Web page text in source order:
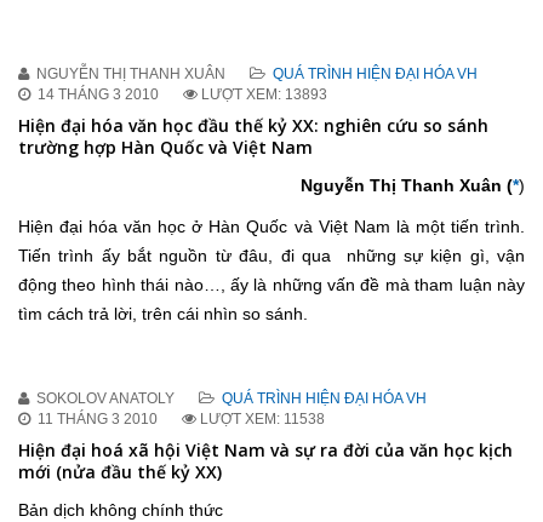
NGUYỄN THỊ THANH XUÂN
QUÁ TRÌNH HIỆN ĐẠI HÓA VH
14 THÁNG 3 2010
LƯỢT XEM: 13893
Hiện đại hóa văn học đầu thế kỷ XX: nghiên cứu so sánh
trường hợp Hàn Quốc và Việt Nam
Nguyễn Thị Thanh Xuân (*)
Hiện đại hóa văn học ở Hàn Quốc và Việt Nam là một tiến trình.
Tiến trình ấy bắt nguồn từ đâu, đi qua những sự kiện gì, vận
động theo hình thái nào…, ấy là những vấn đề mà tham luận này
tìm cách trả lời, trên cái nhìn so sánh.
SOKOLOV ANATOLY
QUÁ TRÌNH HIỆN ĐẠI HÓA VH
11 THÁNG 3 2010
LƯỢT XEM: 11538
Hiện đại hoá xã hội Việt Nam và sự ra đời của văn học kịch
mới (nửa đầu thế kỷ XX)
Bản dịch không chính thức